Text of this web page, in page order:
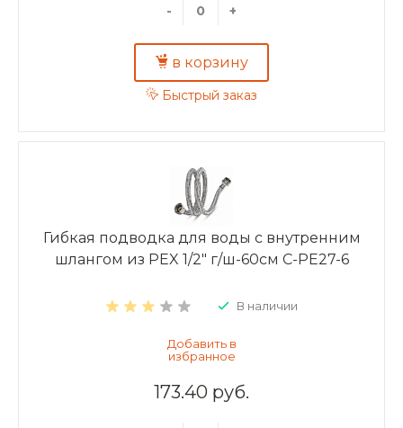
- +
в корзину
Быстрый заказ
Гибкая подводка для воды с внутренним
шлангом из PEX 1/2" г/ш-60см C-PE27-6
В наличии
173.40 руб.